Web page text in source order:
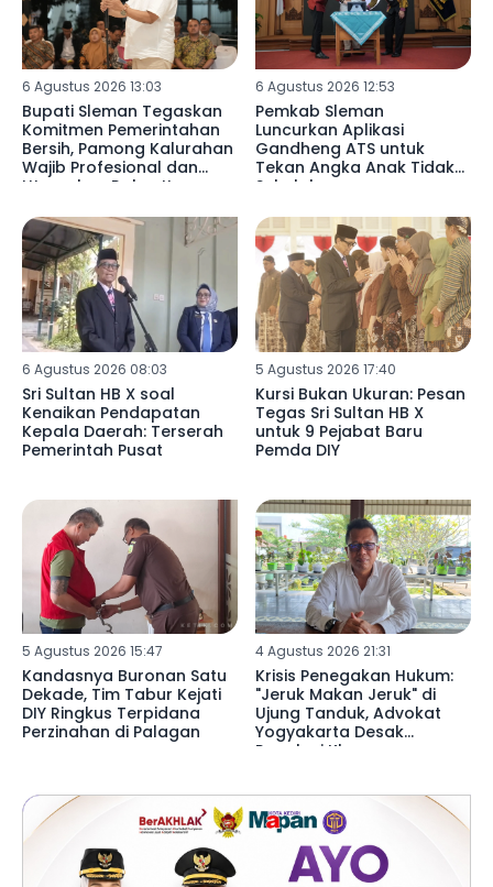
6 Agustus 2026 13:03
Bupati Sleman Tegaskan
Komitmen Pemerintahan
Bersih, Pamong Kalurahan
Wajib Profesional dan
Utamakan Rakyat!
6 Agustus 2026 12:53
Pemkab Sleman
Luncurkan Aplikasi
Gandheng ATS untuk
Tekan Angka Anak Tidak
Sekolah
6 Agustus 2026 08:03
Sri Sultan HB X soal
Kenaikan Pendapatan
Kepala Daerah: Terserah
Pemerintah Pusat
5 Agustus 2026 17:40
Kursi Bukan Ukuran: Pesan
Tegas Sri Sultan HB X
untuk 9 Pejabat Baru
Pemda DIY
5 Agustus 2026 15:47
Kandasnya Buronan Satu
Dekade, Tim Tabur Kejati
DIY Ringkus Terpidana
Perzinahan di Palagan
4 Agustus 2026 21:31
Krisis Penegakan Hukum:
"Jeruk Makan Jeruk" di
Ujung Tanduk, Advokat
Yogyakarta Desak
Regulasi Khusus